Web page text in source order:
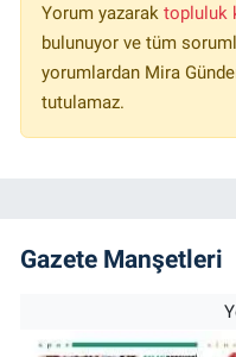
Yorum yazarak topluluk
bulunuyor ve tüm
yorumlardan Mira
tutulamaz.
Gazete Manşetleri